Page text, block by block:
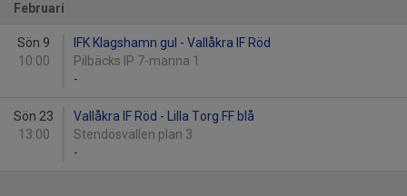
Februari
Sön 9
10:00
IFK Klagshamn gul - Vallåkra IF Röd
Pilbäcks IP 7-manna 1
-
Sön 23
13:00
Vallåkra IF Röd - Lilla Torg FF blå
Stendösvallen plan 3
-